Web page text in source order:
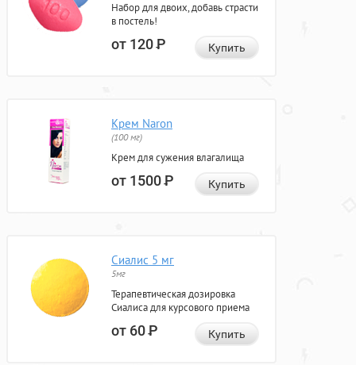
Набор для двоих, добавь страсти
в постель!
от 120Р Купить
Крем Naron
(100 мг)
Крем для сужения влагалища
от 1500Р Купить
Сиалис 5 мг
5мг
Терапевтическая дозировка
Сиалиса для курсового приема
от 60Р Купить